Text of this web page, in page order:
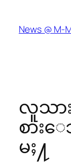
content
News @ M-
လူသာ
စား
မႈ႔